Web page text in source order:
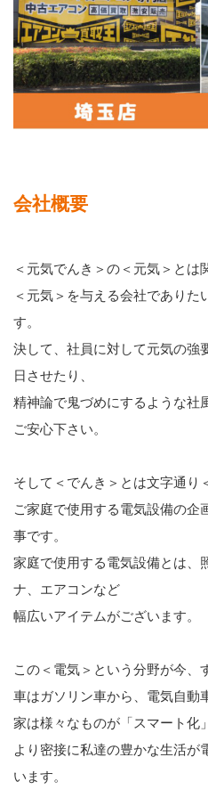
会社概要
＜元気でんき＞の＜元気＞とは
＜元気＞を与える会社であり
す。
決して、社員に対して元気の強
日させたり、
精神論で鬼づめにするような社
ご安心下さい。
そして＜でんき＞とは文字通り
ご家庭で使用する電気設備の企
事です。
家庭で使用する電気設備とは、
ナ、エアコンなど
幅広いアイテムがございます。
この＜電気＞という分野が今、
車はガソリン車から、電気自動
家は様々なものが「スマート化
より密接に私達の豊かな生活が
います。